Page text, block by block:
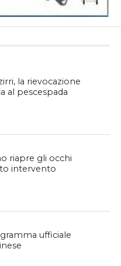
la rievocazione
al pescespada
riapre gli occhi
intervento
ufficiale